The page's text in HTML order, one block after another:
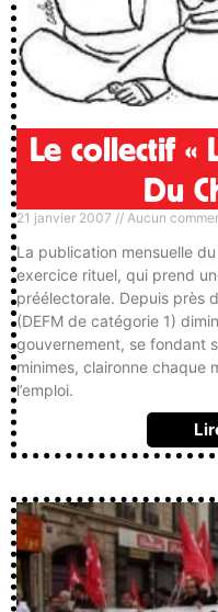
Le collectif «
Du
21 janvier 2007 Aucun
La publication mensuelle
exercice rituel, qui prend
préélectorale. Depuis près
(DEFM de catégorie 1)
gouvernement, se fondant
minimes, claironne chaque
l’emploi.